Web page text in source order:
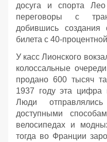
досуга и спорта
переговоры с
добившись создания
билета с 40-
У касс Лионского
колоссальные
продано 600 тысяч
1937 году эта цифра
Люди
доступными
велосипедах и
тогда во Франции